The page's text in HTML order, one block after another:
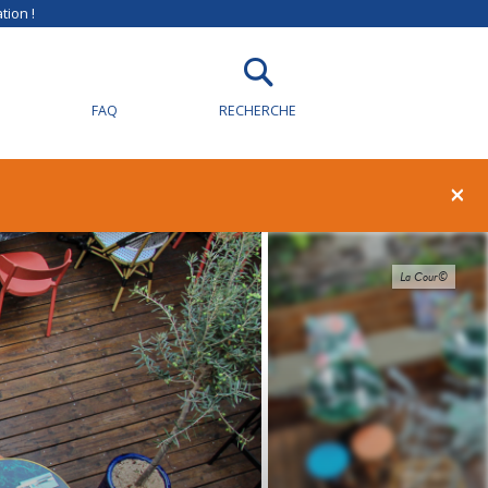
!
FAQ RECHERCHE
×
La Cour©